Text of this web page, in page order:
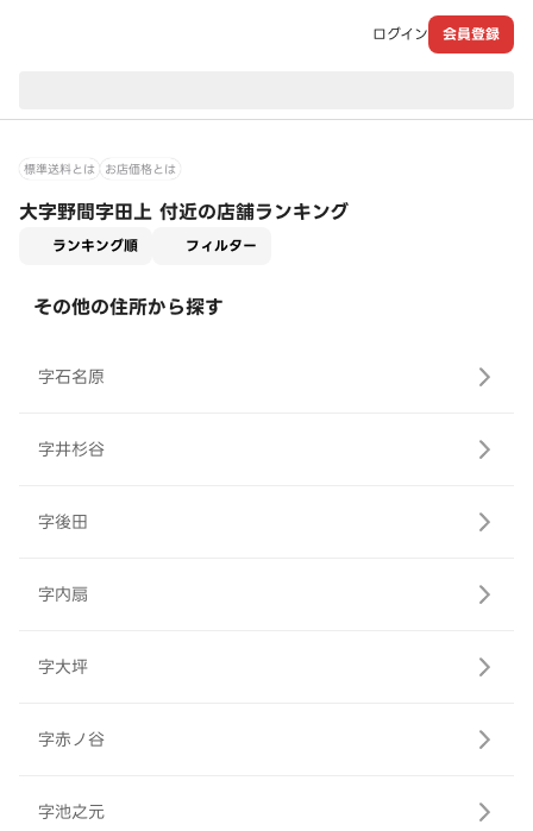
ログイン 会員登録
標準送料とは お店価格とは
大字野間字田上 付近の店舗ランキング
ランキング順 フィルター
その他の住所から探す
字石名原
字井杉谷
字後田
字内扇
字大坪
字赤ノ谷
字池之元